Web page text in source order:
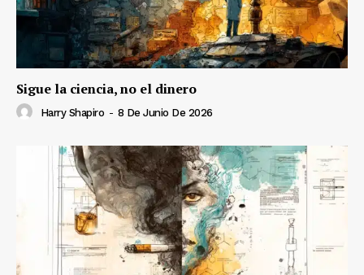
Sigue la ciencia, no el dinero
Harry Shapiro - 8 De Junio De 2026